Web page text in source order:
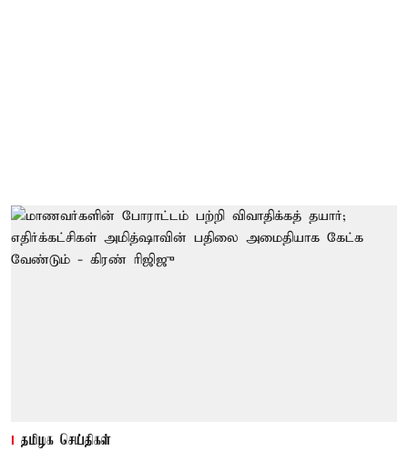
தமிழக செய்திகள்